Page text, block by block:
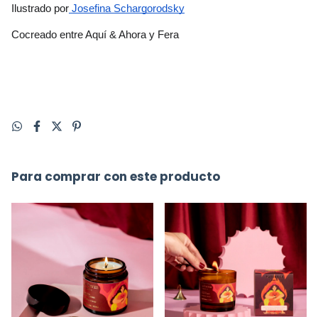
Ilustrado por Josefina Schargorodsky
Cocreado entre Aquí & Ahora y Fera
Para comprar con este producto